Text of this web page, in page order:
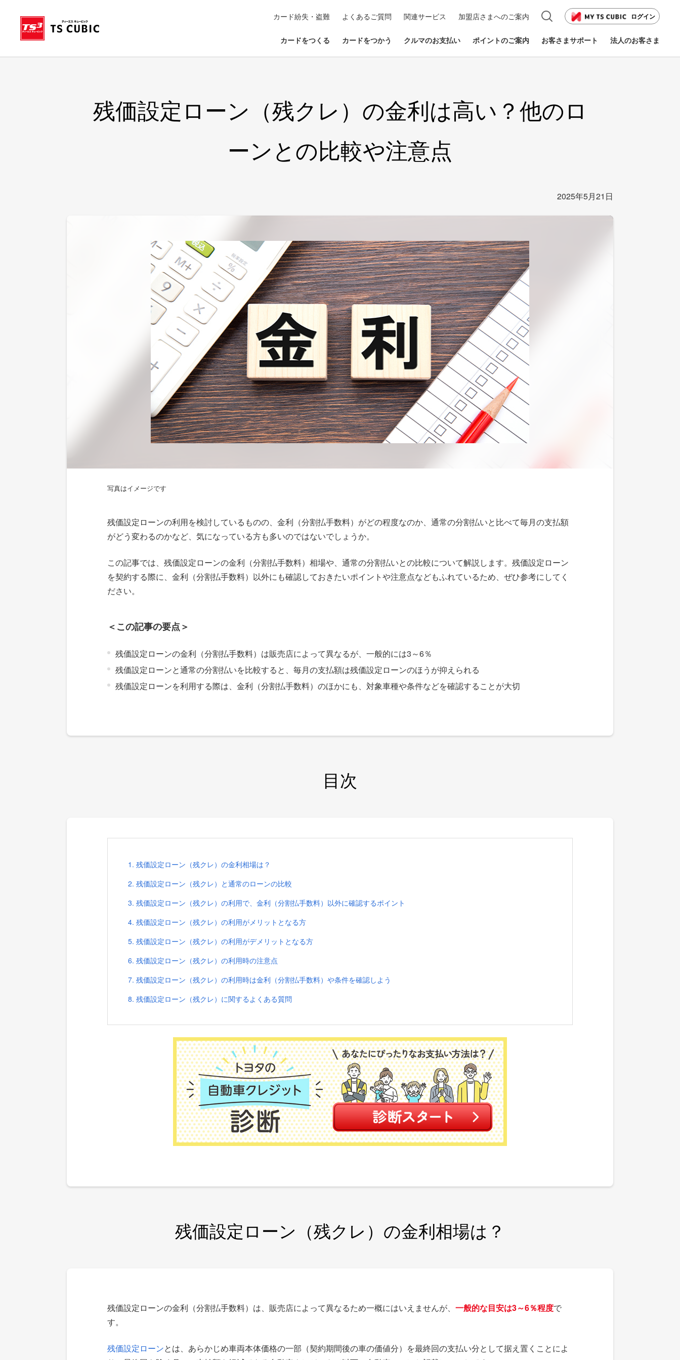
カード紛失・盗難 よくあるご質問 関連サービス 加盟店さまへのご案内 ログイン
カードをつくる カードをつかう クルマのお支払い ポイントのご案内 お客さまサポート 法人のお客さま
残価設定ローン（残クレ）の金利は高い？他のロ
ーンとの比較や注意点
2025年5月21日
写真はイメージです
残価設定ローンの利用を検討しているものの、金利（分割払手数料）がどの程度なのか、通常の分割払いと比べて毎月の支払額
がどう変わるのかなど、気になっている方も多いのではないでしょうか。
この記事では、残価設定ローンの金利（分割払手数料）相場や、通常の分割払いとの比較について解説します。残価設定ローン
を契約する際に、金利（分割払手数料）以外にも確認しておきたいポイントや注意点などもふれているため、ぜひ参考にしてく
ださい。
＜この記事の要点＞
残価設定ローンの金利（分割払手数料）は販売店によって異なるが、一般的には3～6％
残価設定ローンと通常の分割払いを比較すると、毎月の支払額は残価設定ローンのほうが抑えられる
残価設定ローンを利用する際は、金利（分割払手数料）のほかにも、対象車種や条件などを確認することが大切
目次
1. 残価設定ローン（残クレ）の金利相場は？
2. 残価設定ローン（残クレ）と通常のローンの比較
3. 残価設定ローン（残クレ）の利用で、金利（分割払手数料）以外に確認するポイント
4. 残価設定ローン（残クレ）の利用がメリットとなる方
5. 残価設定ローン（残クレ）の利用がデメリットとなる方
6. 残価設定ローン（残クレ）の利用時の注意点
7. 残価設定ローン（残クレ）の利用時は金利（分割払手数料）や条件を確認しよう
8. 残価設定ローン（残クレ）に関するよくある質問
残価設定ローン（残クレ）の金利相場は？
残価設定ローンの金利（分割払手数料）は、販売店によって異なるため一概にはいえませんが、 一般的な目安は3～6％程度で
す。
残価設定ローンとは、あらかじめ車両本体価格の一部（契約期間後の車の価値分）を最終回の支払い分として据え置くことによ